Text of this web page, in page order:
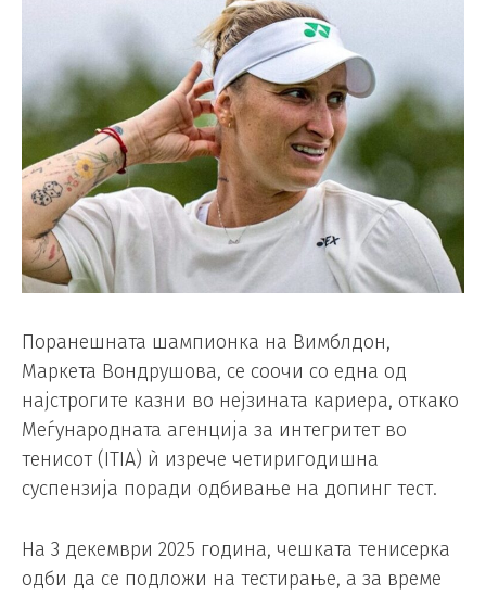
Поранешната шампионка на Вимблдон,
Маркета Вондрушова, се соочи со една од
најстрогите казни во нејзината кариера, откако
Меѓународната агенција за интегритет во
тенисот (ITIA) ѝ изрече четиригодишна
суспензија поради одбивање на допинг тест.
На 3 декември 2025 година, чешката тенисерка
одби да се подложи на тестирање, а за време